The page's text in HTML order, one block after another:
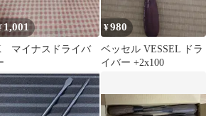
1,001
マイナスドライバ
¥980
ベッセル VESSEL ドラ
イバー +2x100